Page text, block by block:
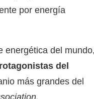
por energía
energética del mundo,
del
más grandes del
.